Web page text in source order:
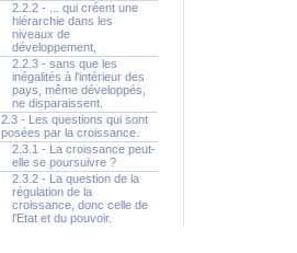
2.2.2 - ... qui créent une
hiérarchie dans les
niveaux de
développement,
2.2.3 - sans que les
inégalités à l'intérieur des
pays, même développés,
ne disparaissent.
2.3 - Les questions qui sont
posées par la croissance.
2.3.1 - La croissance peut-
elle se poursuivre ?
2.3.2 - La question de la
régulation de la
croissance, donc celle de
l'Etat et du pouvoir.